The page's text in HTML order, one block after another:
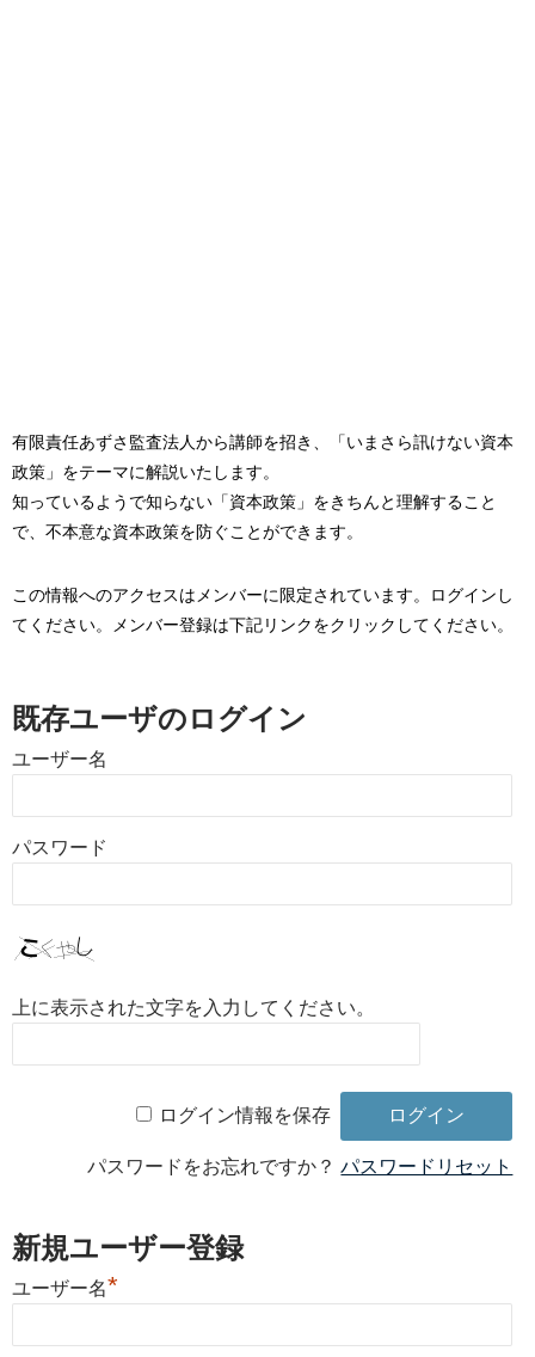
有限責任あずさ監査法人から講師を招き、「いまさら訊けない資本
政策」をテーマに解説いたします。
知っているようで知らない「資本政策」をきちんと理解すること
で、不本意な資本政策を防ぐことができます。
この情報へのアクセスはメンバーに限定されています。ログインし
てください。メンバー登録は下記リンクをクリックしてください。
既存ユーザのログイン
ユーザー名
パスワード
上に表示された文字を入力してください。
ログイン情報を保存
パスワードをお忘れですか？パスワードリセット
新規ユーザー登録
ユーザー名*